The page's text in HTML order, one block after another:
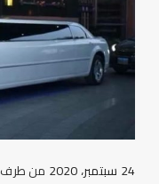
24 سبتمبر، 2020 من طرف